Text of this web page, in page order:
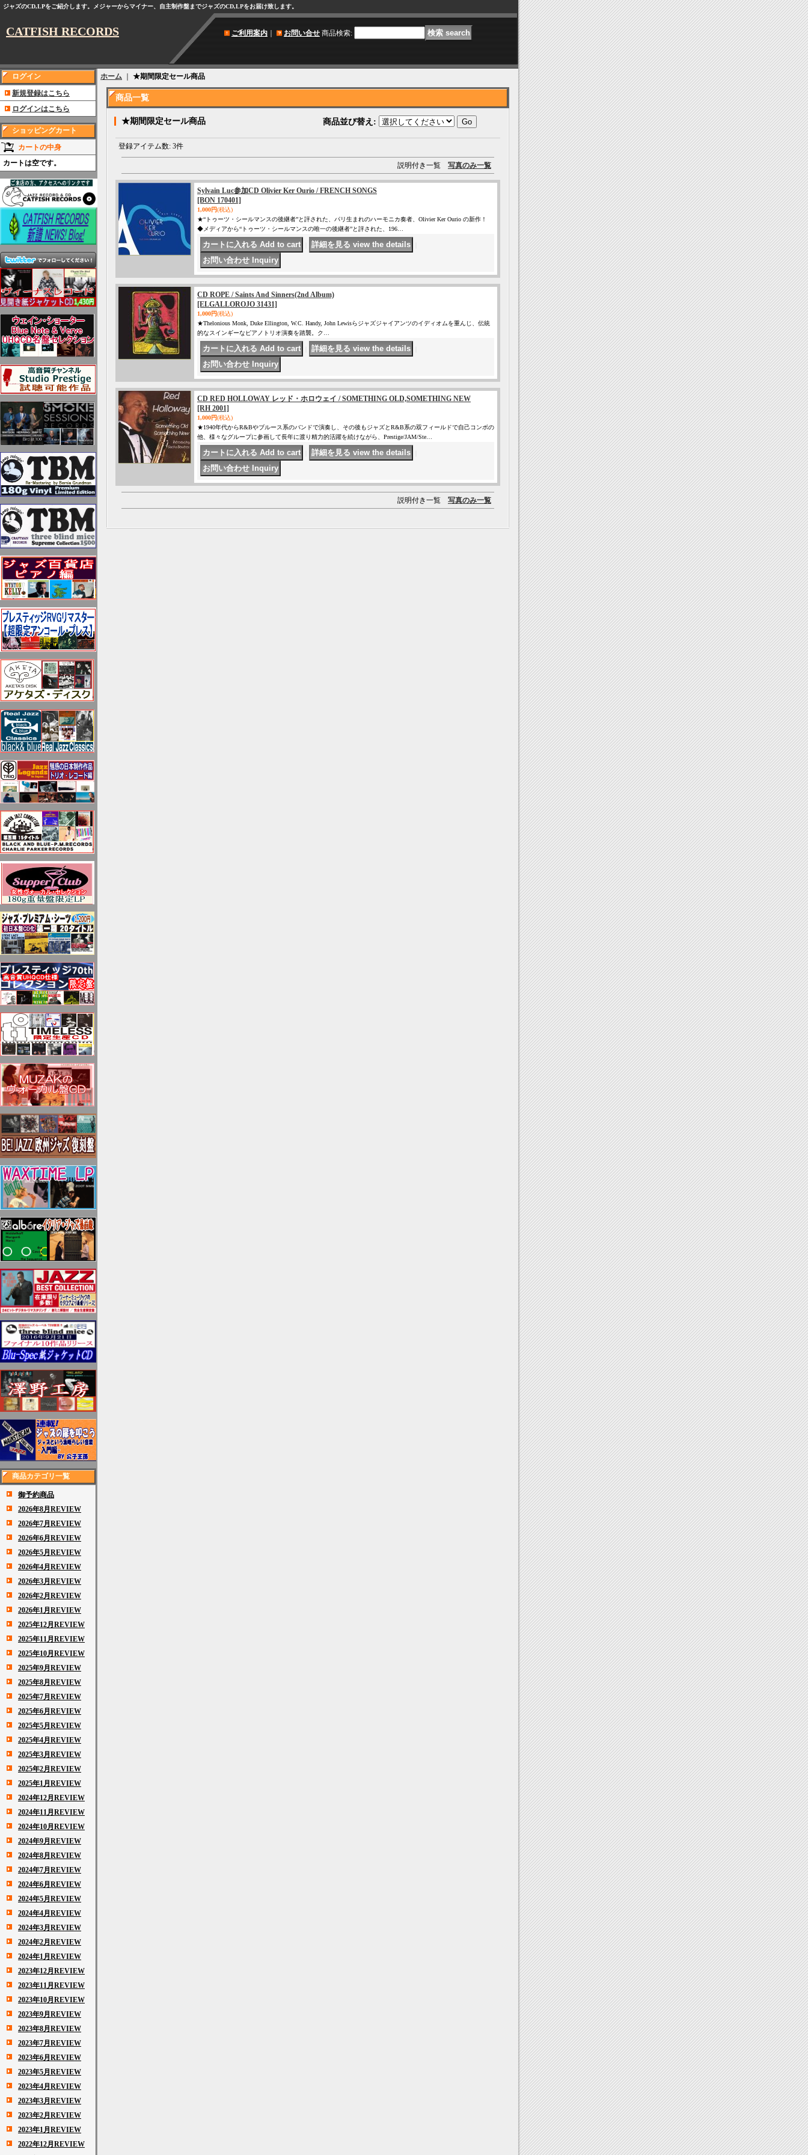
ジャズのCD,LPをご紹介します。メジャーからマイナー、自主制作盤までジャズのCD,LPをお届け致します。
CATFISH RECORDS ご利用案内｜ お問い合せ 商品検索:
ログイン
新規登録はこちら
ログインはこちら
ショッピングカート
カートの中身
カートは空です。
商品カテゴリ一覧
御予約商品
2026年8月REVIEW
2026年7月REVIEW
2026年6月REVIEW
2026年5月REVIEW
2026年4月REVIEW
2026年3月REVIEW
2026年2月REVIEW
2026年1月REVIEW
2025年12月REVIEW
2025年11月REVIEW
2025年10月REVIEW
2025年9月REVIEW
2025年8月REVIEW
2025年7月REVIEW
2025年6月REVIEW
2025年5月REVIEW
2025年4月REVIEW
2025年3月REVIEW
2025年2月REVIEW
2025年1月REVIEW
2024年12月REVIEW
2024年11月REVIEW
2024年10月REVIEW
2024年9月REVIEW
2024年8月REVIEW
2024年7月REVIEW
2024年6月REVIEW
2024年5月REVIEW
2024年4月REVIEW
2024年3月REVIEW
2024年2月REVIEW
2024年1月REVIEW
2023年12月REVIEW
2023年11月REVIEW
2023年10月REVIEW
2023年9月REVIEW
2023年8月REVIEW
2023年7月REVIEW
2023年6月REVIEW
2023年5月REVIEW
2023年4月REVIEW
2023年3月REVIEW
2023年2月REVIEW
2023年1月REVIEW
2022年12月REVIEW
ホーム ★期間限定セール商品
商品一覧
★期間限定セール商品 商品並び替え :
登録アイテム数: 3件
説明付き一覧 写真のみ一覧
Sylvain Luc参加CD Olivier Ker Ourio / FRENCH SONGS
[BON 170401]
1,000円(税込)
★“トゥーツ・シールマンスの後継者”と評された、パリ生まれのハーモニカ奏者、Olivier Ker Ourio の新作！
◆メディアから“トゥーツ・シールマンスの唯一の後継者”と評された、196…
CD ROPE / Saints And Sinners(2nd Album)
[ELGALLOROJO 31431]
1,000円(税込)
★Thelonious Monk, Duke Ellington, W.C. Handy, John Lewisらジャズジャイアンツのイディオムを重んじ、伝統
的なスインギーなピアノトリオ演奏を踏襲。ク…
CD RED HOLLOWAY レッド・ホロウェイ / SOMETHING OLD,SOMETHING NEW
[RH 2001]
1,000円(税込)
★1940年代からR&Bやブルース系のバンドで演奏し、その後もジャズとR&B系の双フィールドで自己コンボの
他、様々なグループに参画して長年に渡り精力的活躍を続けながら、Prestige/JAM/Ste…
説明付き一覧 写真のみ一覧